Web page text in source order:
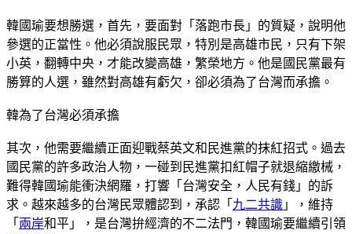
韓國瑜要想勝選，首先，要面對「落跑市長」的質疑，說明他
參選的正當性。他必須說服民眾，特別是高雄市民，只有下架
小英，翻轉中央，才能改變高雄，繁榮地方。他是國民黨最有
勝算的人選，雖然對高雄有虧欠，卻必須為了台灣而承擔。
韓為了台灣必須承擔
其次，他需要繼續正面迎戰蔡英文和民進黨的抹紅招式。過去
國民黨的許多政治人物，一碰到民進黨扣紅帽子就退縮繳械，
難得韓國瑜能衝決網羅，打響「台灣安全，人民有錢」的訴
求。越來越多的台灣民眾體認到，承認「 九二共識 」，維持
「 兩岸和平」，是台灣拚經濟的不二法門，韓國瑜要繼續引領